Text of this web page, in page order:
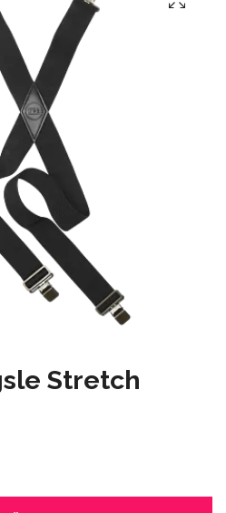
Stretch